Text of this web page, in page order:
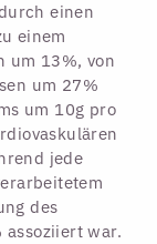
einen
einem
um 13%, von
um 27%
um 10g pro
jede
des
assoziiert war.